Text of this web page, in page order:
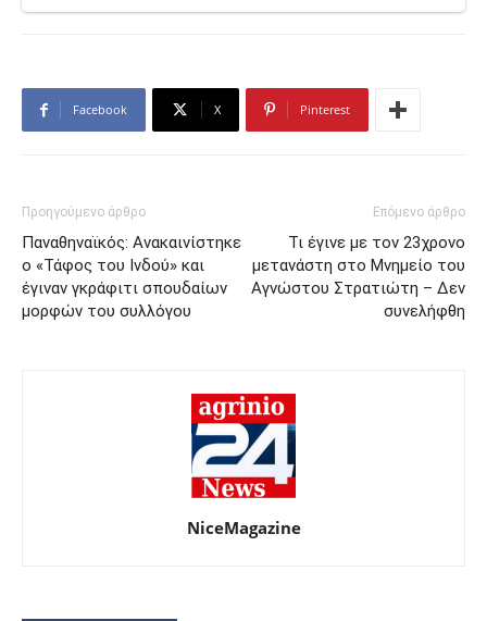
Facebook X Pinterest
Προηγούμενο άρθρο
Παναθηναϊκός: Ανακαινίστηκε
ο «Τάφος του Ινδού» και
έγιναν γκράφιτι σπουδαίων
μορφών του συλλόγου
Επόμενο άρθρο
Τι έγινε με τον 23χρονο
μετανάστη στο Μνημείο του
Αγνώστου Στρατιώτη – Δεν
συνελήφθη
NiceMagazine